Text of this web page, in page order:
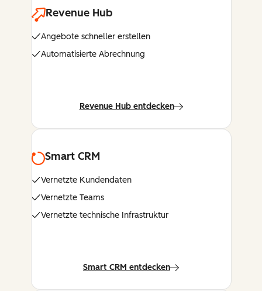
Revenue Hub
Angebote schneller erstellen
Automatisierte Abrechnung
Revenue Hub entdecken
Smart CRM
Vernetzte Kundendaten
Vernetzte Teams
Vernetzte technische Infrastruktur
Smart CRM entdecken